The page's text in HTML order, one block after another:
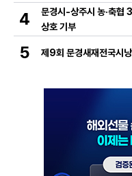
4
문경시-상주시 농·축협
상호 기부
5 제9회 문경새재전국시